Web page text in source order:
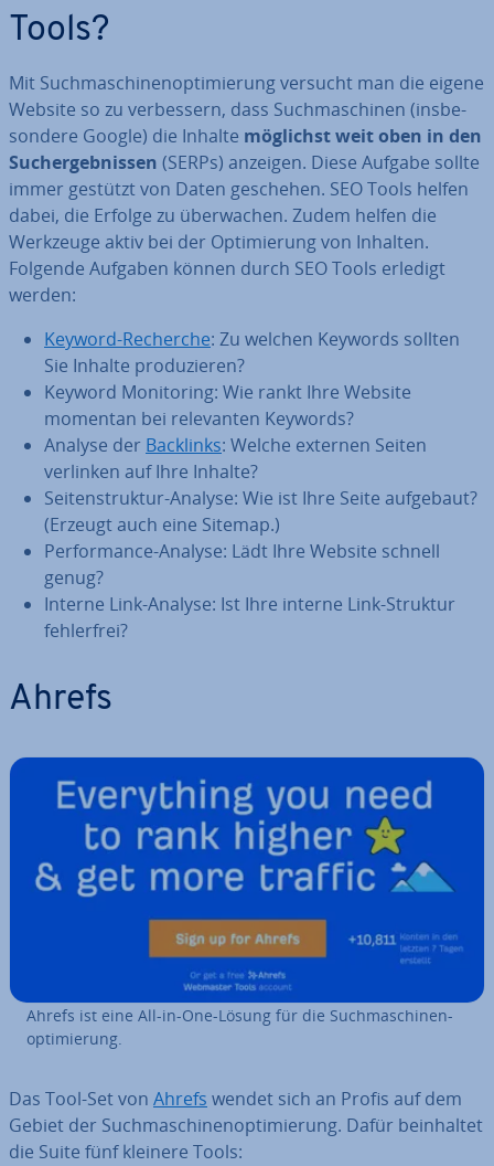
Tools?
Mit Such­ma­schi­nen­op­ti­mie­rung versucht man die eigene
Website so zu ver­bes­sern, dass Such­ma­schi­nen (ins­be­
son­de­re Google) die Inhalte möglichst weit oben in den
Such­ergeb­nis­sen (SERPs) anzeigen. Diese Aufgabe sollte
immer gestützt von Daten geschehen. SEO Tools helfen
dabei, die Erfolge zu über­wa­chen. Zudem helfen die
Werkzeuge aktiv bei der Op­ti­mie­rung von Inhalten.
Folgende Aufgaben können durch SEO Tools erledigt
werden:
Keyword-Recherche: Zu welchen Keywords sollten
Sie Inhalte pro­du­zie­ren?
Keyword Mo­ni­to­ring: Wie rankt Ihre Website
momentan bei re­le­van­ten Keywords?
Analyse der Backlinks: Welche externen Seiten
verlinken auf Ihre Inhalte?
Sei­ten­struk­tur-Analyse: Wie ist Ihre Seite aufgebaut?
(Erzeugt auch eine Sitemap.)
Per­for­mance-Analyse: Lädt Ihre Website schnell
genug?
Interne Link-Analyse: Ist Ihre interne Link-Struktur
feh­ler­frei?
Ahrefs
Ahrefs ist eine All-in-One-Lösung für die Such­ma­schi­nen­
op­ti­mie­rung.
Das Tool-Set von Ahrefs wendet sich an Profis auf dem
Gebiet der Such­ma­schi­nen­op­ti­mie­rung. Dafür be­inhal­tet
die Suite fünf kleinere Tools: